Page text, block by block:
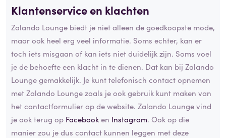
Klantenservice en klachten
Zalando Lounge biedt je niet alleen de goedkoopste mode,
maar ook heel erg veel informatie. Soms echter, kan er
toch iets misgaan of kan iets niet duidelijk zijn. Soms voel
je de behoefte een klacht in te dienen. Dat kan bij Zalando
Lounge gemakkelijk. Je kunt telefonisch contact opnemen
met Zalando Lounge zoals je ook gebruik kunt maken van
het contactformulier op de website. Zalando Lounge vind
je ook terug op Facebooken Instagram. Ook op die
manier zou je dus contact kunnen leggen met deze